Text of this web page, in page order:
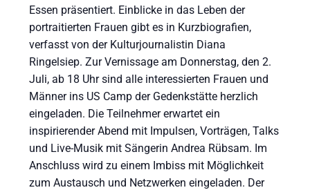
Essen präsentiert. Einblicke in das Leben der
portraitierten Frauen gibt es in Kurzbiografien,
verfasst von der Kulturjournalistin Diana
Ringelsiep. Zur Vernissage am Donnerstag, den 2.
Juli, ab 18 Uhr sind alle interessierten Frauen und
Männer ins US Camp der Gedenkstätte herzlich
eingeladen. Die Teilnehmer erwartet ein
inspirierender Abend mit Impulsen, Vorträgen, Talks
und Live-Musik mit Sängerin Andrea Rübsam. Im
Anschluss wird zu einem Imbiss mit Möglichkeit
zum Austausch und Netzwerken eingeladen. Der